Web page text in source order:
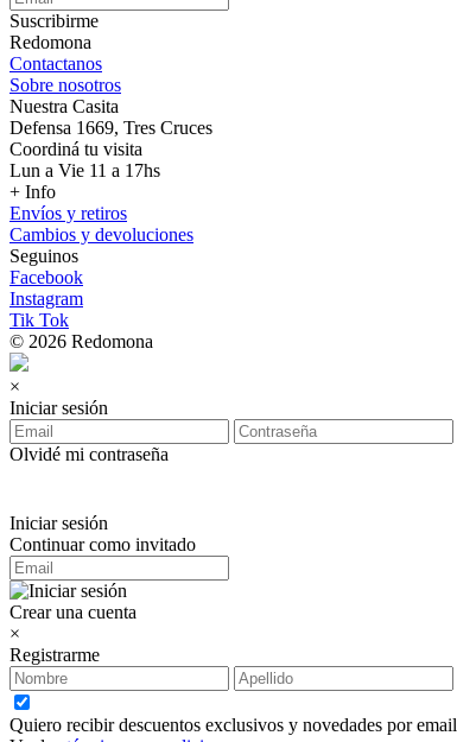
Suscribirme
Redomona
Contactanos
Sobre nosotros
Nuestra Casita
Defensa 1669, Tres Cruces
Coordiná tu visita
Lun a Vie 11 a 17hs
+ Info
Envíos y retiros
Cambios y devoluciones
Seguinos
Facebook
Instagram
Tik Tok
© 2026 Redomona
×
Iniciar sesión
Olvidé mi contraseña
Iniciar sesión
Continuar como invitado
Crear una cuenta
×
Registrarme
Quiero recibir descuentos exclusivos y novedades por email